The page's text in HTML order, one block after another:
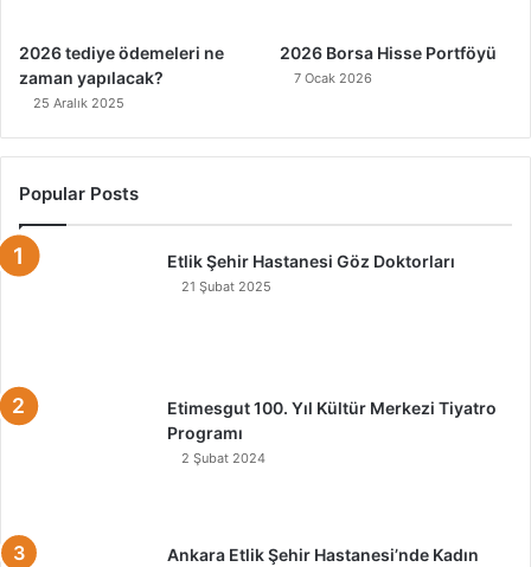
2026 tediye ödemeleri ne
zaman yapılacak?
25 Aralık 2025
2026 Borsa Hisse Portföyü
7 Ocak 2026
Popular Posts
Etlik Şehir Hastanesi Göz Doktorları
21 Şubat 2025
Etimesgut 100. Yıl Kültür Merkezi Tiyatro
Programı
2 Şubat 2024
Ankara Etlik Şehir Hastanesi’nde Kadın